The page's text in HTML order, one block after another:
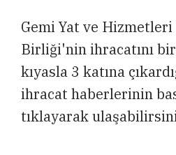
Gemi Yat ve Hizmetleri
Birliği'nin ihracatını
kıyasla 3 katına
ihracat haberlerinin
tıklayarak